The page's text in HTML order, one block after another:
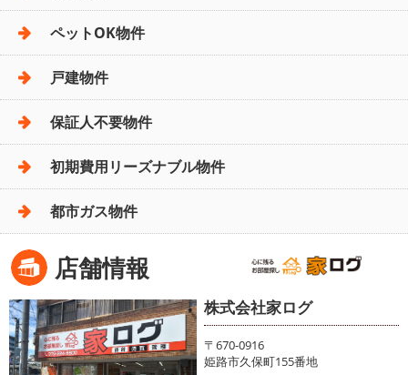
ペットOK物件
戸建物件
保証人不要物件
初期費用リーズナブル物件
都市ガス物件
店舗情報
株式会社家ログ
〒670-0916
姫路市久保町155番地